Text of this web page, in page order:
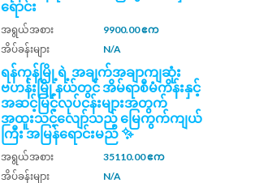
ရောင်း
အရွယ်အစား
9900.00 ဧက
အိပ်ခန်းများ
N/A
ရန်ကုန်မြို့ရဲ့ အချက်အချာကျဆုံး
ဗဟန်းမြို့နယ်တွင် အိမ်ရာစီမံကိန်းနှင့်
အဆင့်မြင့်လုပ်ငန်းများအတွက်
အထူးသင့်လျော်သည့် မြေကွက်ကျယ်
ကြီး အမြန်ရောင်းမည် ✨
အရွယ်အစား
35110.00 ဧက
အိပ်ခန်းများ
N/A